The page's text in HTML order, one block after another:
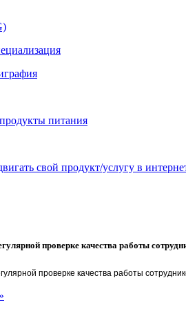
питания
свой продукт/услугу в
проверке качества работы
проверке качества работы